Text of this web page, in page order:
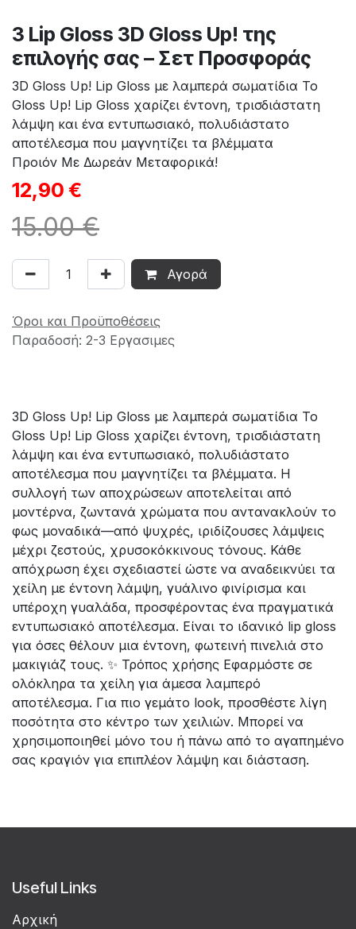
3 Lip Gloss 3D Gloss Up! της
επιλογής σας – Σετ Προσφοράς
3D Gloss Up! Lip Gloss με λαμπερά σωματίδια Το
Gloss Up! Lip Gloss χαρίζει έντονη, τρισδιάστατη
λάμψη και ένα εντυπωσιακό, πολυδιάστατο
αποτέλεσμα που μαγνητίζει τα βλέμματα
Προιόν Με Δωρεάν Μεταφορικά!
12,90 €
15.00 €
Αγορά
Όροι και Προϋποθέσεις
Παραδοσή: 2-3 Εργασιμες
3D Gloss Up! Lip Gloss με λαμπερά σωματίδια Το
Gloss Up! Lip Gloss χαρίζει έντονη, τρισδιάστατη
λάμψη και ένα εντυπωσιακό, πολυδιάστατο
αποτέλεσμα που μαγνητίζει τα βλέμματα. Η
συλλογή των αποχρώσεων αποτελείται από
μοντέρνα, ζωντανά χρώματα που αντανακλούν το
φως μοναδικά—από ψυχρές, ιριδίζουσες λάμψεις
μέχρι ζεστούς, χρυσοκόκκινους τόνους. Κάθε
απόχρωση έχει σχεδιαστεί ώστε να αναδεικνύει τα
χείλη με έντονη λάμψη, γυάλινο φινίρισμα και
υπέροχη γυαλάδα, προσφέροντας ένα πραγματικά
εντυπωσιακό αποτέλεσμα. Είναι το ιδανικό lip gloss
για όσες θέλουν μια έντονη, φωτεινή πινελιά στο
μακιγιάζ τους. ✨ Τρόπος χρήσης Εφαρμόστε σε
ολόκληρα τα χείλη για άμεσα λαμπερό
αποτέλεσμα. Για πιο γεμάτο look, προσθέστε λίγη
ποσότητα στο κέντρο των χειλιών. Μπορεί να
χρησιμοποιηθεί μόνο του ή πάνω από το αγαπημένο
σας κραγιόν για επιπλέον λάμψη και διάσταση.
Useful Links
Αρχική